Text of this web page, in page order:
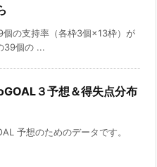
の支持率（各枠3個×13枠）が
39個の ...
３予想＆得失点分布
予想のためのデータです。